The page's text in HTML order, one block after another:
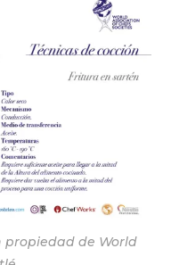
propiedad de World